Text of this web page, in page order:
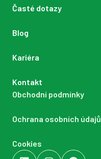
Časté dotazy
Blog
Kariéra
Kontakt
Obchodní podmínky
Ochrana osobních údajů
Cookies